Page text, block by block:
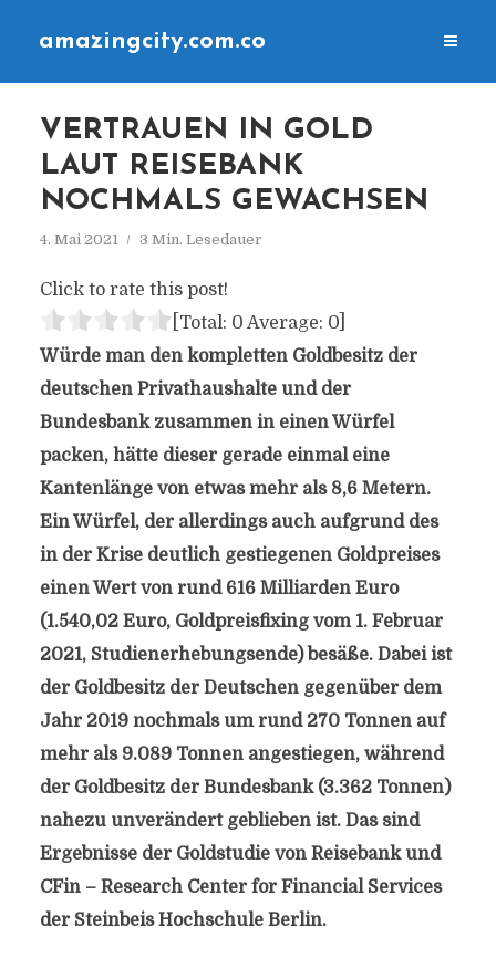
amazingcity.com.co
VERTRAUEN IN GOLD
LAUT REISEBANK
NOCHMALS GEWACHSEN
4. Mai 2021 3 Min. Lesedauer
Click to rate this post!
[Total: 0 Average: 0]
Würde man den kompletten Goldbesitz der
deutschen Privathaushalte und der
Bundesbank zusammen in einen Würfel
packen, hätte dieser gerade einmal eine
Kantenlänge von etwas mehr als 8,6 Metern.
Ein Würfel, der allerdings auch aufgrund des
in der Krise deutlich gestiegenen Goldpreises
einen Wert von rund 616 Milliarden Euro
(1.540,02 Euro, Goldpreisfixing vom 1. Februar
2021, Studienerhebungsende) besäße. Dabei ist
der Goldbesitz der Deutschen gegenüber dem
Jahr 2019 nochmals um rund 270 Tonnen auf
mehr als 9.089 Tonnen angestiegen, während
der Goldbesitz der Bundesbank (3.362 Tonnen)
nahezu unverändert geblieben ist. Das sind
Ergebnisse der Goldstudie von Reisebank und
CFin – Research Center for Financial Services
der Steinbeis Hochschule Berlin.